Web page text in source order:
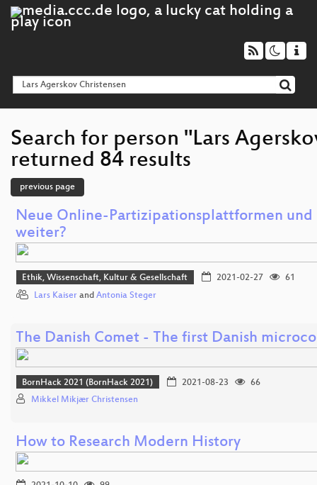
Search for person "Lars
returned 84 results
previous page
Neue Online-Partizipationsplattformen
weiter?
Ethik, Wissenschaft, Kultur & Gesellschaft 2021-02-27
61
Lars Kaiser and Antonia Steger
The Danish Comet - The first Danish
BornHack 2021 (BornHack 2021) 2021-08-23
66
Mikkel Mikjær Christensen
How to Research Modern History